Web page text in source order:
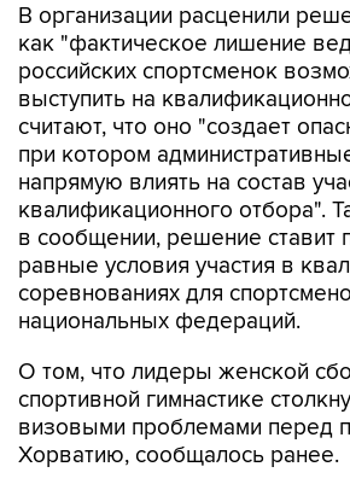
В организации расценили
как "фактическое лишение
российских спортсменок
выступить на
считают, что оно "создает
при котором
напрямую влиять на состав
квалификационного отбора".
в сообщении, решение ставит
равные условия участия в
соревнованиях для
национальных федераций.
О том, что лидеры женской
спортивной гимнастике
визовыми проблемами перед
Хорватию, сообщалось ранее.